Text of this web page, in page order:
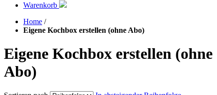
Warenkorb
Home /
Eigene Kochbox erstellen (ohne Abo)
Eigene Kochbox erstellen (ohne
Abo)